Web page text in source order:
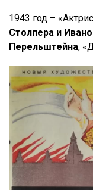
1943 год –
Столпера и
Перельштейна,